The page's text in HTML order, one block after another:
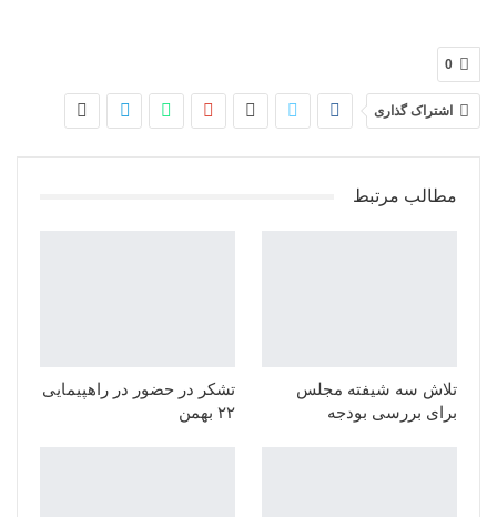
0
اشتراک گذاری
مطالب مرتبط
تلاش سه شیفته مجلس
برای بررسی بودجه
تشکر در حضور در راهپیمایی
۲۲ بهمن